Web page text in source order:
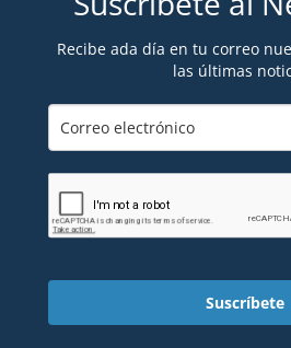
Recibe ada día en tu correo
las últimas
Suscríbete